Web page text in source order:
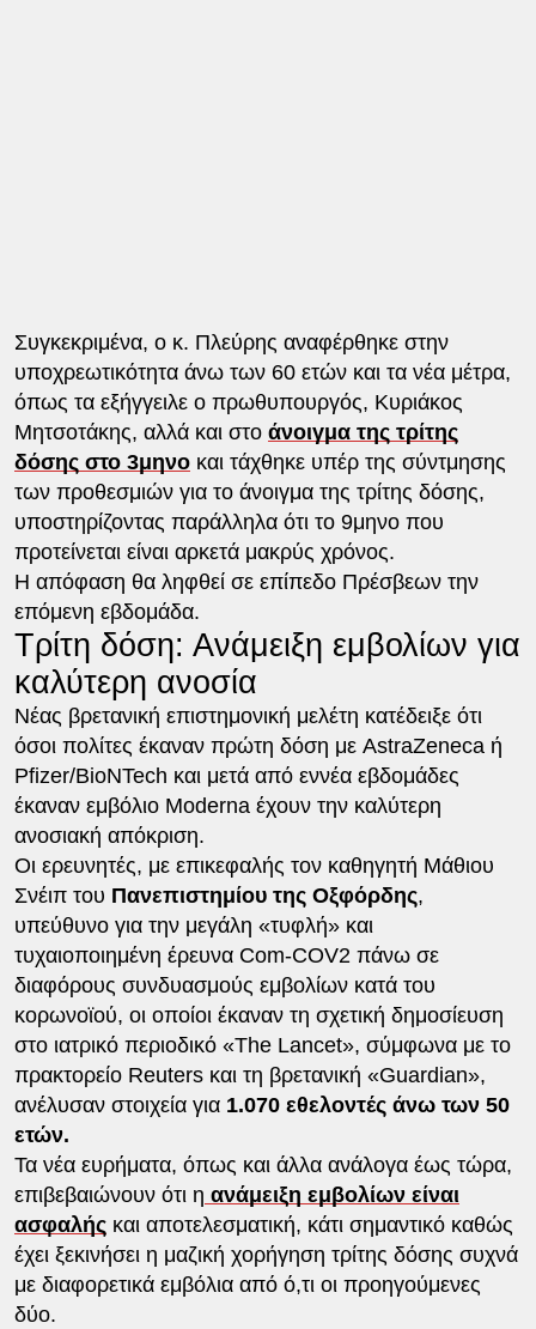
Συγκεκριμένα, ο κ. Πλεύρης αναφέρθηκε στην
υποχρεωτικότητα άνω των 60 ετών και τα νέα μέτρα,
όπως τα εξήγγειλε ο πρωθυπουργός, Κυριάκος
Μητσοτάκης, αλλά και στο άνοιγμα της τρίτης
δόσης στο 3μηνο και τάχθηκε υπέρ της σύντμησης
των προθεσμιών για το άνοιγμα της τρίτης δόσης,
υποστηρίζοντας παράλληλα ότι το 9μηνο που
προτείνεται είναι αρκετά μακρύς χρόνος.
Η απόφαση θα ληφθεί σε επίπεδο Πρέσβεων την
επόμενη εβδομάδα.
Τρίτη δόση: Ανάμειξη εμβολίων για
καλύτερη ανοσία
Νέας βρετανική επιστημονική μελέτη κατέδειξε ότι
όσοι πολίτες έκαναν πρώτη δόση με AstraZeneca ή
Pfizer/BioNTech και μετά από εννέα εβδομάδες
έκαναν εμβόλιο Moderna έχουν την καλύτερη
ανοσιακή απόκριση.
Οι ερευνητές, με επικεφαλής τον καθηγητή Μάθιου
Σνέιπ του Πανεπιστημίου της Οξφόρδης,
υπεύθυνο για την μεγάλη «τυφλή» και
τυχαιοποιημένη έρευνα Com-COV2 πάνω σε
διαφόρους συνδυασμούς εμβολίων κατά του
κορωνοϊού, οι οποίοι έκαναν τη σχετική δημοσίευση
στο ιατρικό περιοδικό «The Lancet», σύμφωνα με το
πρακτορείο Reuters και τη βρετανική «Guardian»,
ανέλυσαν στοιχεία για1.070 εθελοντές άνω των 50
ετών.
Τα νέα ευρήματα, όπως και άλλα ανάλογα έως τώρα,
επιβεβαιώνουν ότι η ανάμειξη εμβολίων είναι
ασφαλήςκαι αποτελεσματική, κάτι σημαντικό καθώς
έχει ξεκινήσει η μαζική χορήγηση τρίτης δόσης συχνά
με διαφορετικά εμβόλια από ό,τι οι προηγούμενες
δύο.